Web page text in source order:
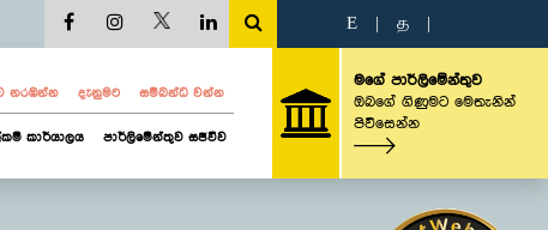
E த
නරඹන්න දැනුමට සම්බන්ධ වන්න
කාර්යාලය පාර්ලිමේන්තුව සජීවීව
මගේ පාර්ලිමේන්තුව
ඔබගේ ගිණුමට මෙතැනින්
පිවිසෙන්න